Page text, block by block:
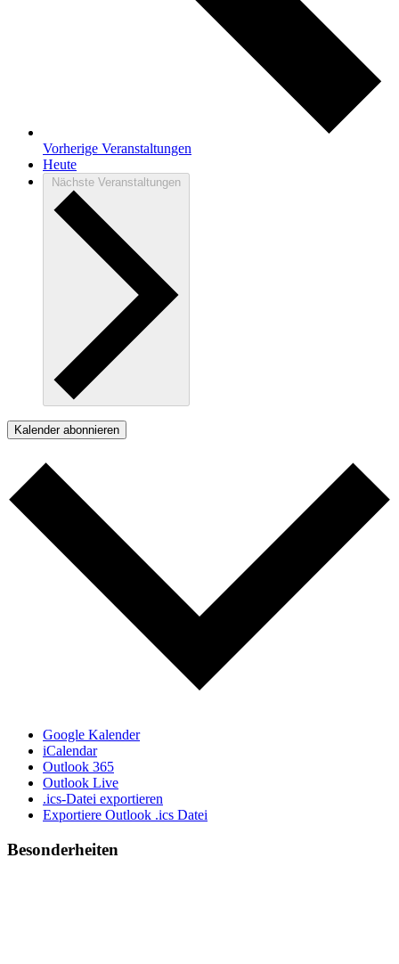
Vorherige Veranstaltungen
Heute
Nächste Veranstaltungen
Kalender abonnieren
Google Kalender
iCalendar
Outlook 365
Outlook Live
.ics-Datei exportieren
Exportiere Outlook .ics Datei
Besonderheiten